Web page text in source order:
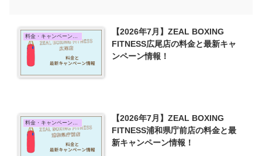
【2026年7月】ZEAL BOXING
FITNESS広尾店の料金と最新キャ
ンペーン情報！
料金・キャンペーン情報
【2026年7月】ZEAL BOXING
FITNESS浦和県庁前店の料金と最
新キャンペーン情報！